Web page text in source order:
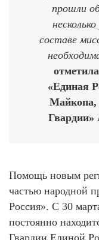
прошли
составе
«Единая
Майкопа,
Гвардии»
Помощь новым
частью народной
Россия». С 30
постоянно